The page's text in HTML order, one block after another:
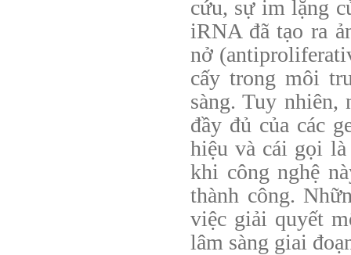
cứu, sự im lặng
iRNA đã tạo ra
nở
cấy trong môi
sàng. Tuy
đầy đủ của các
hiệu và cái gọi
khi công nghệ
thành công.
việc giải quyết
lâm sàng giai